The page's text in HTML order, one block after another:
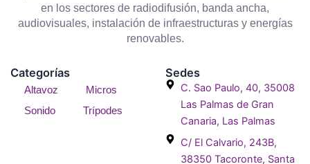
en los sectores de radiodifusión, banda ancha,
audiovisuales, instalación de infraestructuras y energías
renovables.
Categorías
Altavoz
Micros
Sonido
Trípodes
Sedes
C. Sao Paulo, 40, 35008
Las Palmas de Gran
Canaria, Las Palmas
C/ El Calvario, 243B,
38350 Tacoronte, Santa